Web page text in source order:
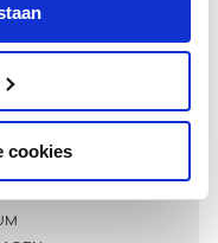
cookies